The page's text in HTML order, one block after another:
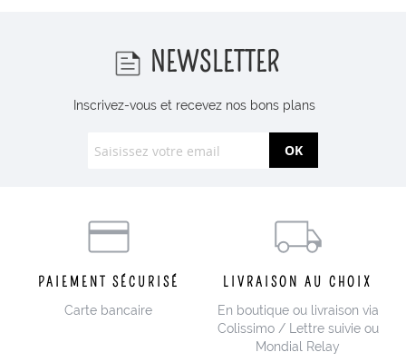
NEWSLETTER
Inscrivez-vous et recevez nos bons plans
OK
PAIEMENT SÉCURISÉ
Carte bancaire
LIVRAISON AU CHOIX
En boutique ou livraison via
Colissimo / Lettre suivie ou
Mondial Relay